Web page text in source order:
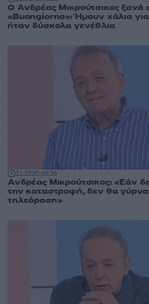
Ο Ανδρέας Μικρούτσικος ξανά
«Buongiorno»: Ήμουν χάλια
ήταν δύσκολα γενέθλια
11:2220.05.26
Ανδρέας Μικρούτσικος: «Εάν
την καταστροφή, δεν θα
τηλεόραση»